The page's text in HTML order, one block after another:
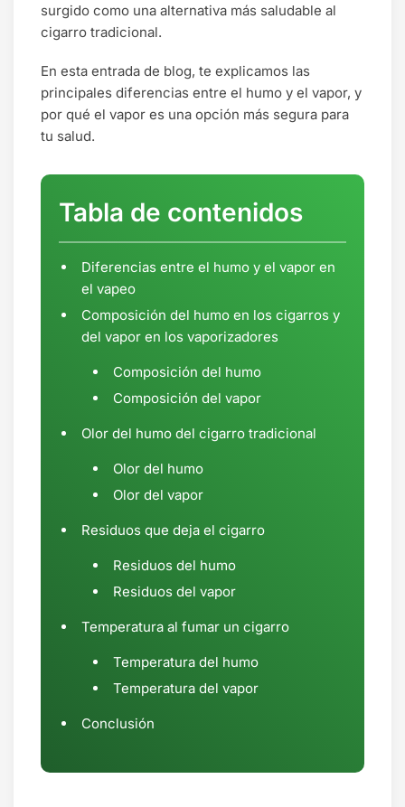
surgido como una alternativa más saludable al
cigarro tradicional.
En esta entrada de blog, te explicamos las
principales diferencias entre el humo y el vapor, y
por qué el vapor es una opción más segura para
tu salud.
Tabla de contenidos
Diferencias entre el humo y el vapor en
el vapeo
Composición del humo en los cigarros y
del vapor en los vaporizadores
Composición del humo
Composición del vapor
Olor del humo del cigarro tradicional
Olor del humo
Olor del vapor
Residuos que deja el cigarro
Residuos del humo
Residuos del vapor
Temperatura al fumar un cigarro
Temperatura del humo
Temperatura del vapor
Conclusión